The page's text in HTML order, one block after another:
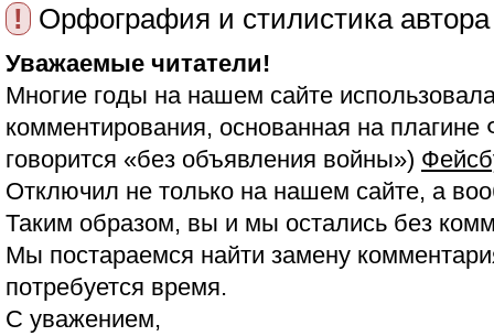
!
Орфография и стилистика
Уважаемые читатели!
Многие годы на нашем сайте
комментирования, основанная на
говорится «без объявления войны»)
Отключил не только на нашем сайте, а
Таким образом, вы и мы остались без
Мы постараемся найти замену
потребуется время.
С уважением,